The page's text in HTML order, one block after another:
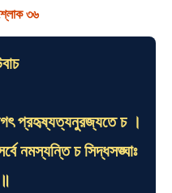
৩৬
প্রহৃষ্যত্যনুরজ্যতে চ ।
নমস্যন্তি চ সিদ্ধসঙ্ঘাঃ